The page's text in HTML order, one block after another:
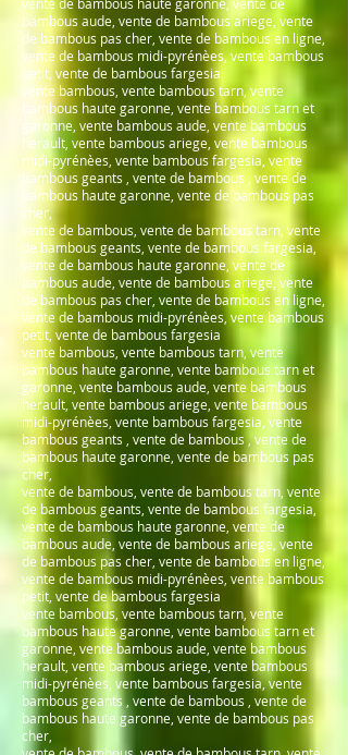
bambous aude, vente de bambous ariege, vente
de bambous pas cher, vente de bambous en ligne,
vente de bambous midi-pyrénèes, vente bambous
petit, vente de bambous fargesia
vente bambous, vente bambous tarn, vente
bambous haute garonne, vente bambous tarn et
garonne, vente bambous aude, vente bambous
herault, vente bambous ariege, vente bambous
midi-pyrénèes, vente bambous fargesia, vente
bambous geants , vente de bambous , vente de
bambous haute garonne, vente de bambous pas
cher,
vente de bambous, vente de bambous tarn, vente
de bambous geants, vente de bambous fargesia,
vente de bambous haute garonne, vente de
bambous aude, vente de bambous ariege, vente
de bambous pas cher, vente de bambous en ligne,
vente de bambous midi-pyrénèes, vente bambous
petit, vente de bambous fargesia
vente bambous, vente bambous tarn, vente
bambous haute garonne, vente bambous tarn et
garonne, vente bambous aude, vente bambous
herault, vente bambous ariege, vente bambous
midi-pyrénèes, vente bambous fargesia, vente
bambous geants , vente de bambous , vente de
bambous haute garonne, vente de bambous pas
cher,
vente de bambous, vente de bambous tarn, vente
de bambous geants, vente de bambous fargesia,
vente de bambous haute garonne, vente de
bambous aude, vente de bambous ariege, vente
de bambous pas cher, vente de bambous en ligne,
vente de bambous midi-pyrénèes, vente bambous
petit, vente de bambous fargesia
vente bambous, vente bambous tarn, vente
bambous haute garonne, vente bambous tarn et
garonne, vente bambous aude, vente bambous
herault, vente bambous ariege, vente bambous
midi-pyrénèes, vente bambous fargesia, vente
bambous geants , vente de bambous , vente de
bambous haute garonne, vente de bambous pas
cher,